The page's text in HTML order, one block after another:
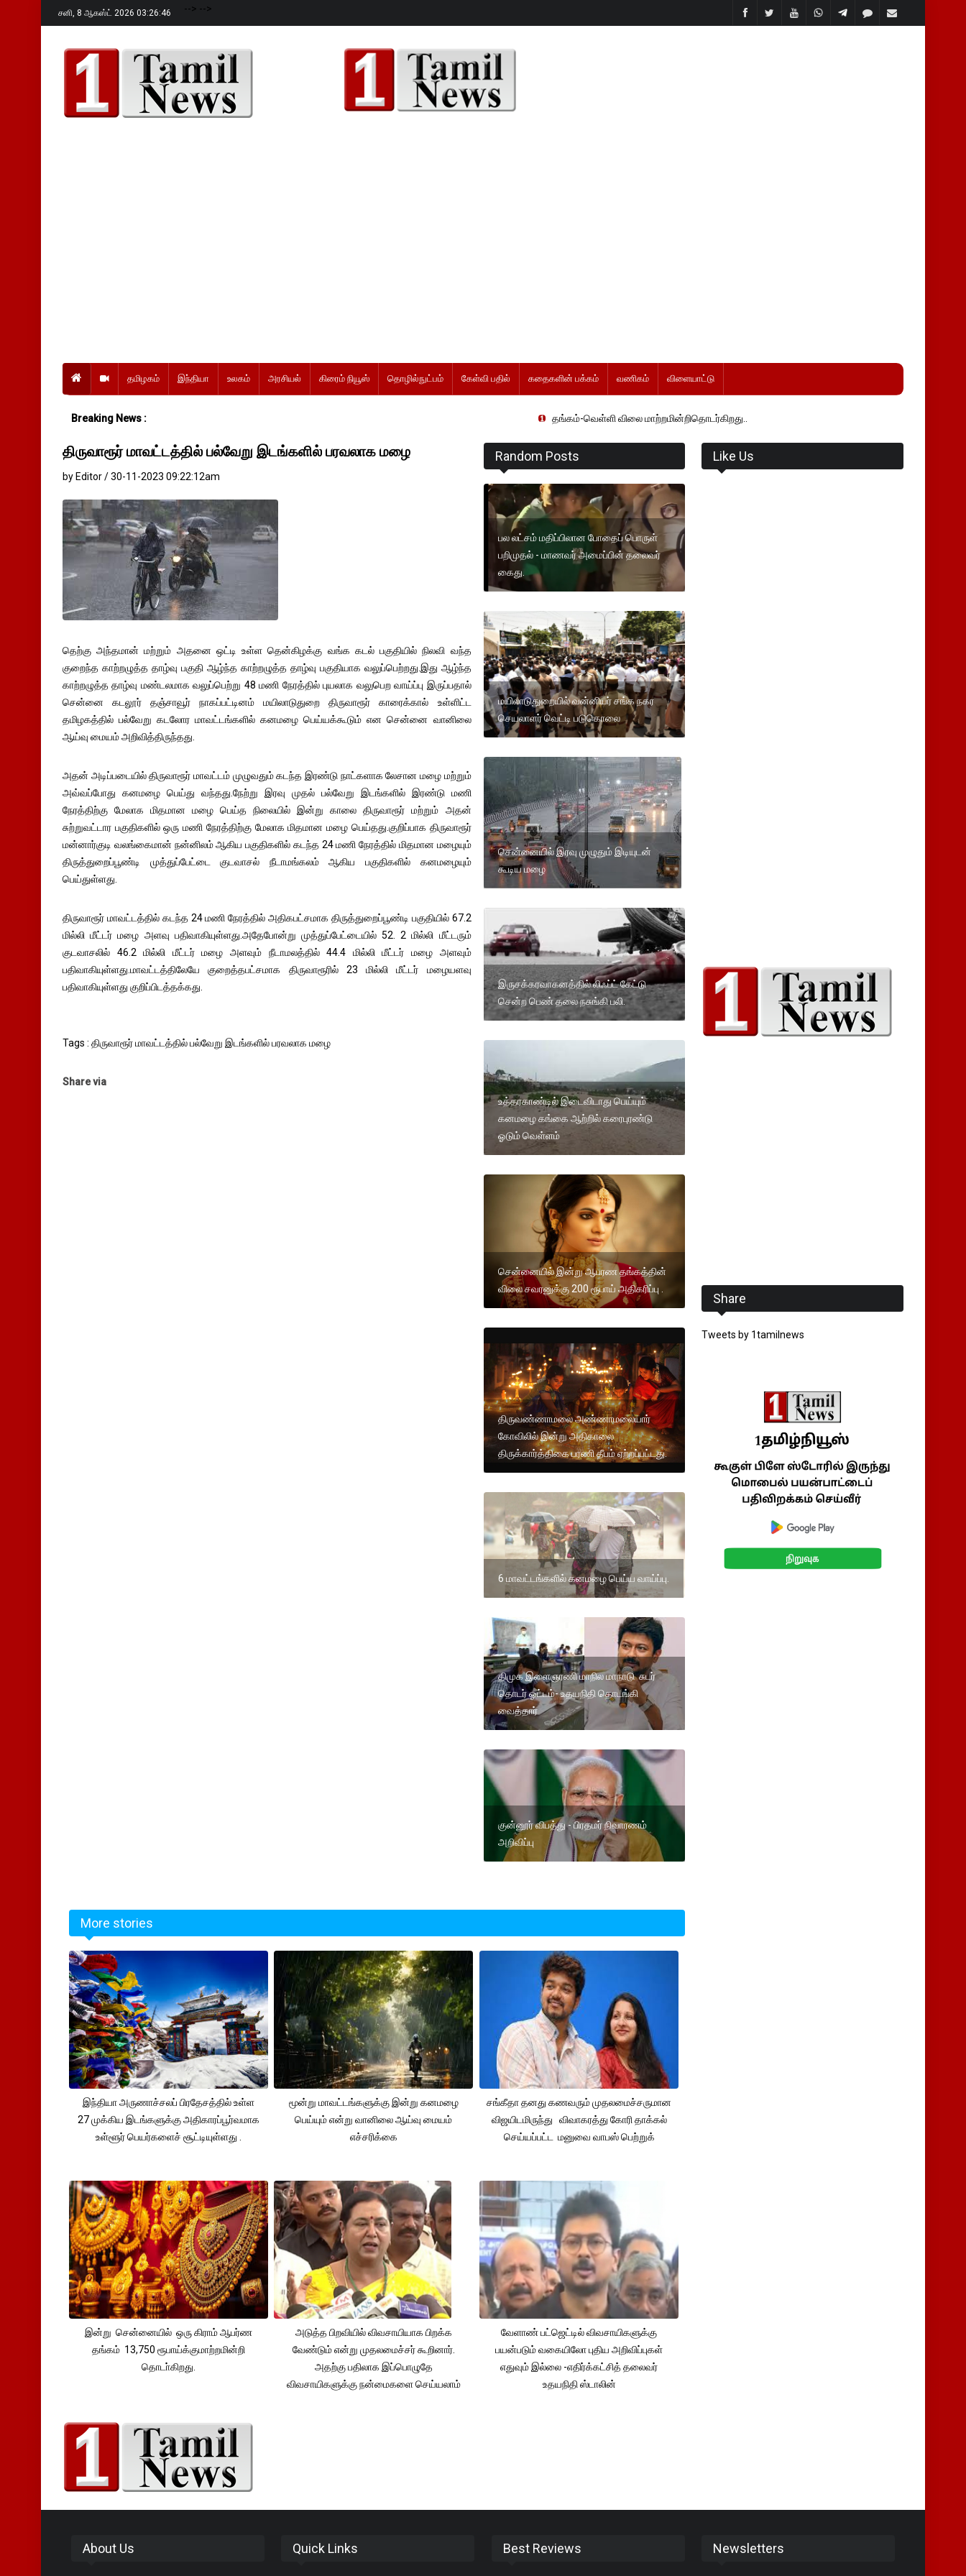
சனி, 8 ஆகஸ்ட் 2026 03:26:47 --> -->
தமிழகம் இந்தியா உலகம் அரசியல் கிரைம் நியூஸ் தொழில்நுட்பம் கேள்வி பதில் கதைகளின் பக்கம் வணிகம் விளையாட்டு
Breaking News : தங்கம்-வெள்ளி விலை மாற்றமின்றிதொடர்கிறது..
திருவாரூர் மாவட்டத்தில் பல்வேறு இடங்களில் பரவலாக மழை
by Editor / 30-11-2023 09:22:12am
தெற்கு அந்தமான் மற்றும் அதனை ஒட்டி உள்ள தென்கிழக்கு வங்க கடல் பகுதியில் நிலவி வந்த
குறைந்த காற்றழுத்த தாழ்வு பகுதி ஆழ்ந்த காற்றழுத்த தாழ்வு பகுதியாக வலுப்பெற்றது.இது ஆழ்ந்த
காற்றழுத்த தாழ்வு மண்டலமாக வலுப்பெற்று 48 மணி நேரத்தில் புயலாக வலுபெற வாய்ப்பு இருப்பதால்
சென்னை கடலூர் தஞ்சாவூர் நாகப்பட்டினம் மயிலாடுதுறை திருவாரூர் காரைக்கால் உள்ளிட்ட
தமிழகத்தில் பல்வேறு கடலோர மாவட்டங்களில் கனமழை பெய்யக்கூடும் என சென்னை வானிலை
ஆய்வு மையம் அறிவித்திருந்தது.
அதன் அடிப்படையில் திருவாரூர் மாவட்டம் முழுவதும் கடந்த இரண்டு நாட்களாக லேசான மழை மற்றும்
அவ்வப்போது கனமழை பெய்து வந்தது.நேற்று இரவு முதல் பல்வேறு இடங்களில் இரண்டு மணி
நேரத்திற்கு மேலாக மிதமான மழை பெய்த நிலையில் இன்று காலை திருவாரூர் மற்றும் அதன்
சுற்றுவட்டார பகுதிகளில் ஒரு மணி நேரத்திற்கு மேலாக மிதமான மழை பெய்தது.குறிப்பாக திருவாரூர்
மன்னார்குடி வலங்கைமான் நன்னிலம் ஆகிய பகுதிகளில் கடந்த 24 மணி நேரத்தில் மிதமான மழையும்
திருத்துறைப்பூண்டி முத்துப்பேட்டை குடவாசல் நீடாமங்கலம் ஆகிய பகுதிகளில் கனமழையும்
பெய்துள்ளது.
திருவாரூர் மாவட்டத்தில் கடந்த 24 மணி நேரத்தில் அதிகபட்சமாக திருத்துறைப்பூண்டி பகுதியில் 67.2
மில்லி மீட்டர் மழை அளவு பதிவாகியுள்ளது.அதேபோன்று முத்துப்பேட்டையில் 52. 2 மில்லி மீட்டரும்
குடவாசலில் 46.2 மில்லி மீட்டர் மழை அளவும் நீடாமலத்தில் 44.4 மில்லி மீட்டர் மழை அளவும்
பதிவாகியுள்ளது.மாவட்டத்திலேயே குறைத்தபட்சமாக திருவாரூரில் 23 மில்லி மீட்டர் மழையளவு
பதிவாகியுள்ளது குறிப்பிடத்தக்கது.
Tags : திருவாரூர் மாவட்டத்தில் பல்வேறு இடங்களில் பரவலாக மழை
Share via
Random Posts
பல லட்சம் மதிப்பிலான போதைப் பொருள்
பறிமுதல் - மாணவர் அமைப்பின் தலைவர்
கைது.
மயிலாடுதுறையில் வன்னியர் சங்க நகர
செயலாளர் வெட்டி படுகொலை
சென்னையில் இரவு முழுதும் இடியுடன்
கூடிய மழை
இருசக்கரவாகனத்தில் லிஃப்ட் கேட்டு
சென்ற பெண் தலை நசுங்கி பலி.
உத்தரகாண்டில் இடைவிடாது பெய்யும்
கனமழை கங்கை ஆற்றில் கரைபுரண்டு
ஓடும் வெள்ளம்
சென்னையில் இன்று ஆபரண தங்கத்தின்
விலை சவரனுக்கு 200 ரூபாய் அதிகரிப்பு .
திருவண்ணாமலை அண்ணாமலையார்
கோவிலில் இன்று அதிகாலை
திருக்கார்த்திகை பரணி தீபம் ஏற்றப்பட்டது.
6 மாவட்டங்களில் கனமழை பெய்ய வாய்ப்பு.
திமுக இளைஞரணி மாநில மாநாடு சுடர்
தொடர் ஓட்டம்- உதயநிதி தொடங்கி
வைத்தார்
குன்னூர் விபத்து - பிரதமர் நிவாரணம்
அறிவிப்பு
More stories
இந்தியா அருணாச்சலப் பிரதேசத்தில் உள்ள
27 முக்கிய இடங்களுக்கு அதிகாரப்பூர்வமாக
உள்ளூர் பெயர்களைச் சூட்டியுள்ளது .
மூன்று மாவட்டங்களுக்கு இன்று கனமழை
பெய்யும் என்று வானிலை ஆய்வு மையம்
எச்சரிக்கை
சங்கீதா தனது கணவரும் முதலமைச்சருமான
விஜயிடமிருந்து விவாகரத்து கோரி தாக்கல்
செய்யப்பட்ட மனுவை வாபஸ் பெற்றுக்
இன்று சென்னையில் ஒரு கிராம் ஆபர்ண
தங்கம் 13,750 ரூபாய்க்குமாற்றமின்றி
தொடா்கிறது.
அடுத்த பிறவியில் விவசாயியாக பிறக்க
வேண்டும் என்று முதலமைச்சர் கூறினார்.
அதற்கு பதிலாக இப்பொழுதே
விவசாயிகளுக்கு நன்மைகளை செய்யலாம்
வேளாண் பட்ஜெட்டில் விவசாயிகளுக்கு
பயன்படும் வகையிலோ புதிய அறிவிப்புகள்
எதுவும் இல்லை -எதிர்க்கட்சித் தலைவர்
உதயநிதி ஸ்டாலின்
Like Us
Share
Tweets by 1tamilnews
About Us Quick Links Best Reviews Newsletters